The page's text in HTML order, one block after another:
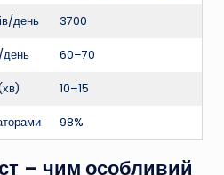
день 3700
день 60–70
10–15
98%
– чим особливий